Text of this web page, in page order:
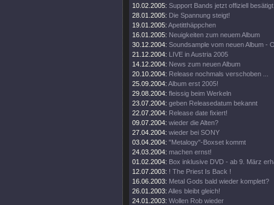
10.02.2005: Support Bands jetzt offiziell besätigt
28.01.2005: Die Spannung steigt!
19.01.2005: Apetitthäppchen
16.01.2005: Neuigkeiten zum neuem Album
30.12.2004: Soundsample vom neuen Album -
21.12.2004: LIVE in Austria 2005
14.12.2004: News zum neuen Album
20.10.2004: Release nochmals verschoben ...
25.09.2004: Album erst 2005!
29.08.2004: fleissig beim Werkeln
23.07.2004: geben Releasedatum bekannt
22.07.2004: Release date fixiert!
09.07.2004: wieder die Alten?
27.04.2004: wieder bei SONY
03.04.2004: "Metalogy"-Boxset kommt
24.03.2004: machen ernst!
01.02.2004: Box inklusive DVD - ab 9. März
12.07.2003: ! The Priest Is Back !
16.06.2003: Metal Gods bald wieder komplett?
26.01.2003: Alles bleibt gleich!
24.01.2003: Wollen Rob wieder